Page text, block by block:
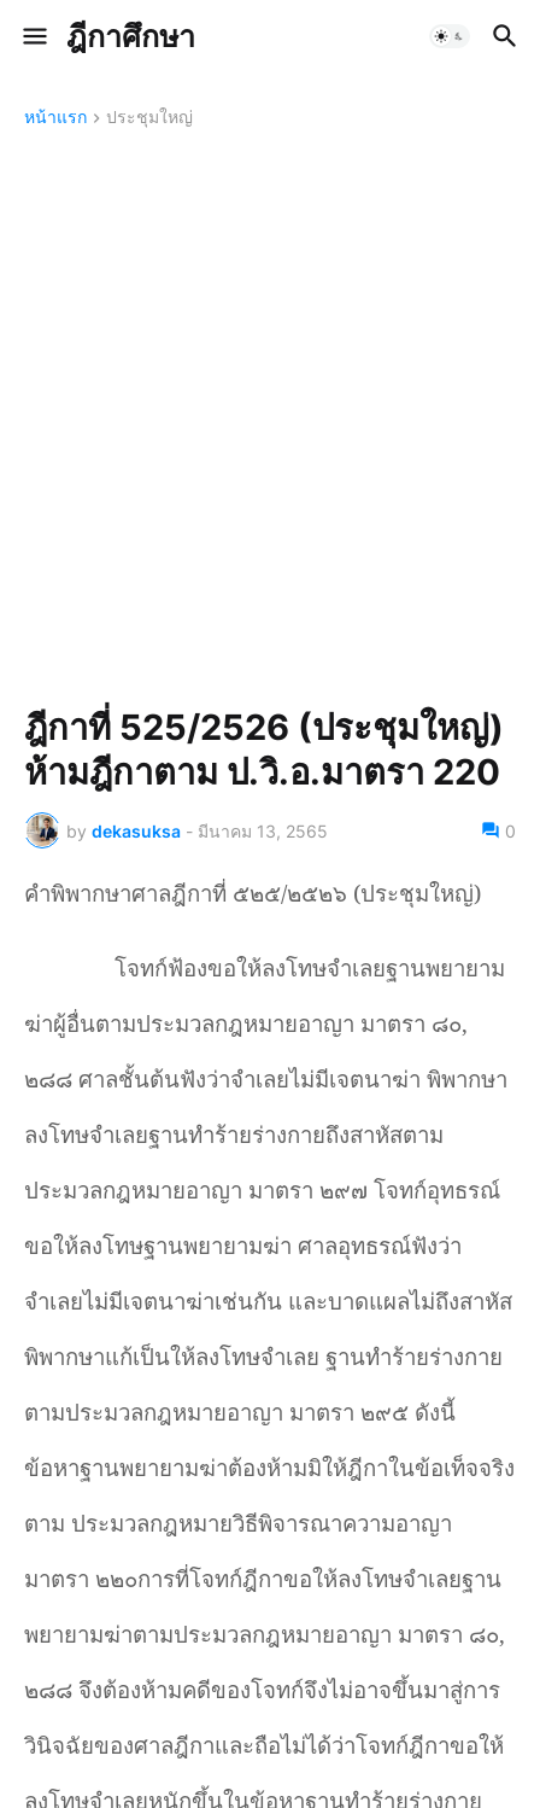
ฎีกาศึกษา
หน้าแรก ประชุมใหญ่
ฎีกาที่ 525/2526 (ประชุมใหญ่)
ห้ามฎีกาตาม ป.วิ.อ.มาตรา 220
by dekasuksa - มีนาคม 13, 2565 0
คำพิพากษาศาลฎีกาที่ ๕๒๕/๒๕๒๖ (ประชุมใหญ่)
โจทก์ฟ้องขอให้ลงโทษจำเลยฐานพยายาม
ฆ่าผู้อื่นตามประมวลกฎหมายอาญา มาตรา ๘๐,
๒๘๘ ศาลชั้นต้นฟังว่าจำเลยไม่มีเจตนาฆ่า พิพากษา
ลงโทษจำเลยฐานทำร้ายร่างกายถึงสาหัสตาม
ประมวลกฎหมายอาญา มาตรา ๒๙๗ โจทก์อุทธรณ์
ขอให้ลงโทษฐานพยายามฆ่า ศาลอุทธรณ์ฟังว่า
จำเลยไม่มีเจตนาฆ่าเช่นกัน และบาดแผลไม่ถึงสาหัส
พิพากษาแก้เป็นให้ลงโทษจำเลย ฐานทำร้ายร่างกาย
ตามประมวลกฎหมายอาญา มาตรา ๒๙๕ ดังนี้
ข้อหาฐานพยายามฆ่าต้องห้ามมิให้ฎีกาในข้อเท็จจริง
ตาม ประมวลกฎหมายวิธีพิจารณาความอาญา
มาตรา ๒๒๐การที่โจทก์ฎีกาขอให้ลงโทษจำเลยฐาน
พยายามฆ่าตามประมวลกฎหมายอาญา มาตรา ๘๐,
๒๘๘ จึงต้องห้ามคดีของโจทก์จึงไม่อาจขึ้นมาสู่การ
วินิจฉัยของศาลฎีกาและถือไม่ได้ว่าโจทก์ฎีกาขอให้
ลงโทษจำเลยหนักขึ้นในข้อหาฐานทำร้ายร่างกาย